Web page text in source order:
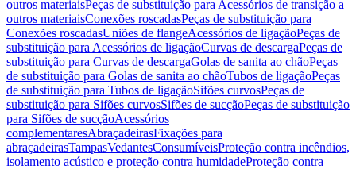
outros materiaisPeças de substituição para Acessórios de transição a
outros materiaisConexões roscadasPeças de substituição para
Conexões roscadasUniões de flangeAcessórios de ligaçãoPeças de
substituição para Acessórios de ligaçãoCurvas de descargaPeças de
substituição para Curvas de descargaGolas de sanita ao chãoPeças
de substituição para Golas de sanita ao chãoTubos de ligaçãoPeças
de substituição para Tubos de ligaçãoSifões curvosPeças de
substituição para Sifões curvosSifões de sucçãoPeças de substituição
para Sifões de sucçãoAcessórios
complementaresAbraçadeirasFixações para
abraçadeirasTampasVedantesConsumíveisProteção contra incêndios,
isolamento acústico e proteção contra humidadeProteção contra